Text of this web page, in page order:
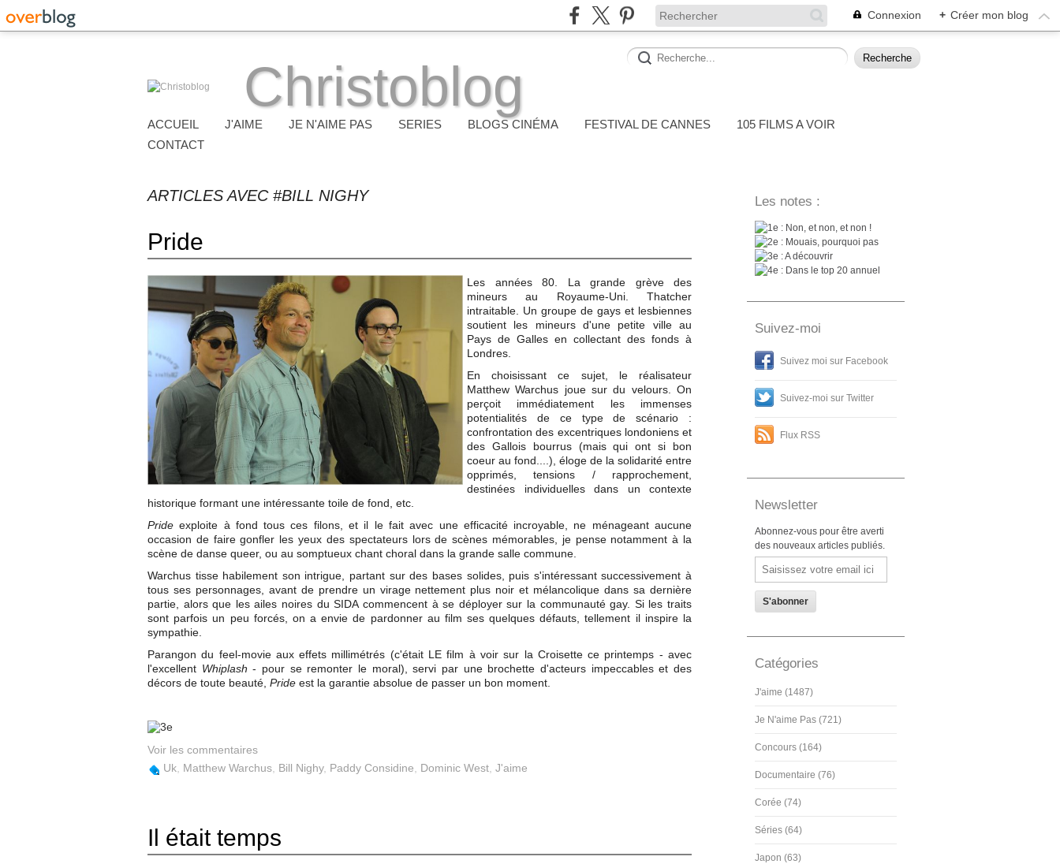
Connexion + Créer mon blog
Christoblog
ACCUEIL J'AIME JE N'AIME PAS SERIES BLOGS CINÉMA FESTIVAL DE CANNES
105 FILMS A VOIR
CONTACT
ARTICLES AVEC #BILL NIGHY
Pride
Les années 80. La grande grève des
mineurs au Royaume-Uni. Thatcher
intraitable. Un groupe de gays et lesbiennes
soutient les mineurs d'une petite ville au
Pays de Galles en collectant des fonds à
Londres.
En choisissant ce sujet, le réalisateur
Matthew Warchus joue sur du velours. On
perçoit immédiatement les immenses
potentialités de ce type de scénario :
confrontation des excentriques londoniens et
des Gallois bourrus (mais qui ont si bon
coeur au fond....), éloge de la solidarité entre
opprimés, tensions / rapprochement,
destinées individuelles dans un contexte
historique formant une intéressante toile de fond, etc.
Prideexploite à fond tous ces filons, et il le fait avec une efficacité incroyable, ne ménageant aucune
occasion de faire gonfler les yeux des spectateurs lors de scènes mémorables, je pense notamment à la
scène de danse queer, ou au somptueux chant choral dans la grande salle commune.
Warchus tisse habilement son intrigue, partant sur des bases solides, puis s'intéressant successivement à
tous ses personnages, avant de prendre un virage nettement plus noir et mélancolique dans sa dernière
partie, alors que les ailes noires du SIDA commencent à se déployer sur la communauté gay. Si les traits
sont parfois un peu forcés, on a envie de pardonner au film ses quelques défauts, tellement il inspire la
sympathie.
Parangon du feel-movie aux effets millimétrés (c'était LE film à voir sur la Croisette ce printemps - avec
l'excellent Whiplash - pour se remonter le moral), servi par une brochette d'acteurs impeccables et des
décors de toute beauté, Pride est la garantie absolue de passer un bon moment.
Voir les commentaires
Uk Matthew Warchus Bill Nighy, Paddy Considine Dominic West J'aime
Il était temps
Les notes :
: Non, et non, et non !
: Mouais, pourquoi pas
: A découvrir
: Dans le top 20 annuel
Suivez-moi
Suivez moi sur Facebook
Suivez-moi sur Twitter
Flux RSS
Newsletter
Abonnez-vous pour être averti
des nouveaux articles publiés.
Email
Catégories
J'aime (1487)
Je N'aime Pas (721)
Concours (164)
Documentaire (76)
Corée (74)
Séries (64)
Japon (63)